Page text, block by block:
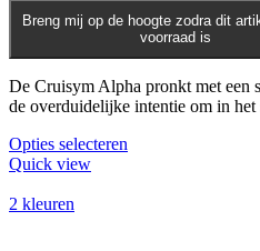
op
de
productpagina
Breng mij op de hoogte zodra dit
voorraad is
De Cruisym Alpha pronkt met een
de overduidelijke intentie om in het
Opties selecteren
Quick view
2 kleuren